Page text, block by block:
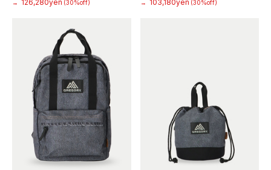
→
126,280yen (30%off)
→
103,180yen (30%off)